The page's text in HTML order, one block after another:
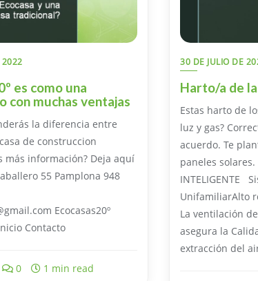
2022
es como una
con muchas ventajas
la diferencia entre
de construccion
más información? Deja aquí
55 Pamplona 948
Ecocasas20º
Contacto
0 1 min read
30 DE JULIO DE
Harto/a de
Estas harto de
luz y gas?
acuerdo. Te
paneles solares.
INTELIGENTE
UnifamiliarAlto
La ventilación
asegura la
extracción del